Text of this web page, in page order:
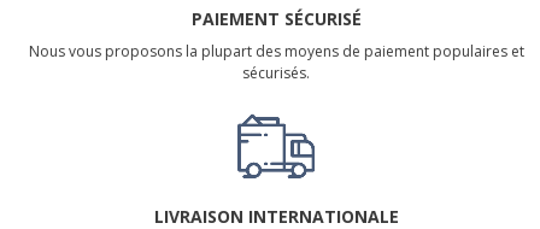
PAIEMENT SÉCURISÉ
Nous vous proposons la plupart des moyens de paiement populaires et
sécurisés.
LIVRAISON INTERNATIONALE